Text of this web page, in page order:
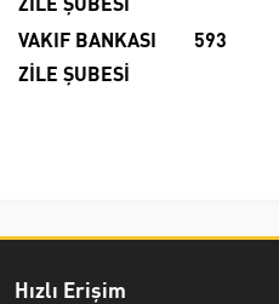
VAKIF BANKASI
ZİLE ŞUBESİ
593
Hızlı Erişim